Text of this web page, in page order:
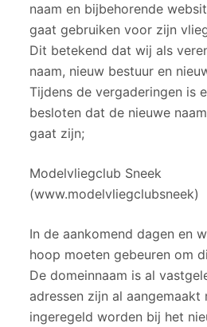
naam en bijbehorende
gaat gebruiken voor zijn
Dit betekend dat wij als
naam, nieuw bestuur en
Tijdens de vergaderingen is
besloten dat de nieuwe
gaat zijn;
Modelvliegclub Sneek
(www.modelvliegclubsneek)
In de aankomend dagen en
hoop moeten gebeuren om
De domeinnaam is al
adressen zijn al aangemaakt
ingeregeld worden bij het